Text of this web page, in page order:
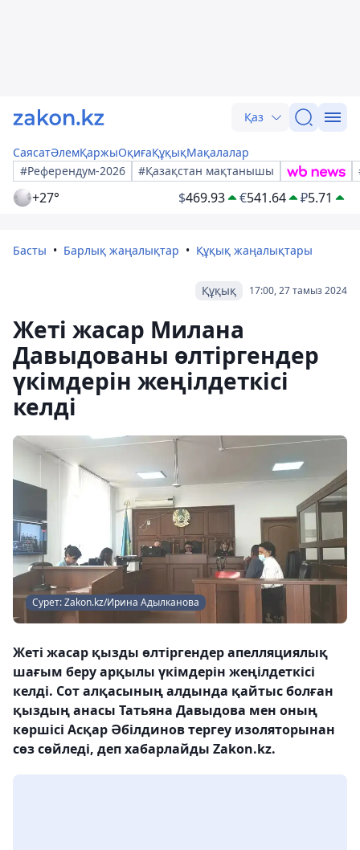
Қаз
СаясатӘлемҚаржыОқиғаҚұқықМақалалар
#Референдум-2026
#Қазақстан мақтанышы
+27° $469.93 €541.64 ₽5.71
Басты Барлық жаңалықтар Құқық жаңалықтары
17:00, 27 тамыз 2024
Құқық
Жеті жасар Милана
Давыдованы өлтіргендер
үкімдерін жеңілдеткісі
келді
Сурет: Zakon.kz/Ирина Адылканова
Жеті жасар қызды өлтіргендер апелляциялық
шағым беру арқылы үкімдерін жеңілдеткісі
келді. Сот алқасының алдында қайтыс болған
қыздың анасы Татьяна Давыдова мен оның
көршісі Асқар Әбілдинов тергеу изоляторынан
сөз сөйледі, деп хабарлайды Zakon.kz.